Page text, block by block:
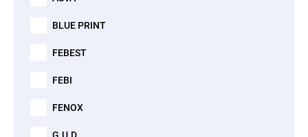
BLUE PRINT
FEBEST
FEBI
FENOX